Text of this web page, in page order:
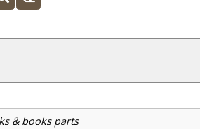
& books parts